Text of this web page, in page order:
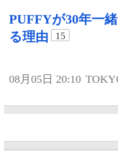
PUFFYが30年一
る理由
15
08月05日 20:10